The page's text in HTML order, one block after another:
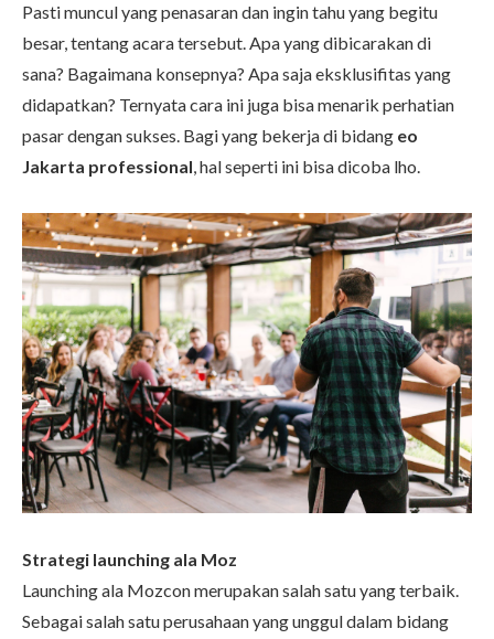
Pasti muncul yang penasaran dan ingin tahu yang begitu
besar, tentang acara tersebut. Apa yang dibicarakan di
sana? Bagaimana konsepnya? Apa saja eksklusifitas yang
didapatkan? Ternyata cara ini juga bisa menarik perhatian
pasar dengan sukses. Bagi yang bekerja di bidang eo
Jakarta professional, hal seperti ini bisa dicoba lho.
Strategi launching ala Moz
Launching ala Mozcon merupakan salah satu yang terbaik.
Sebagai salah satu perusahaan yang unggul dalam bidang